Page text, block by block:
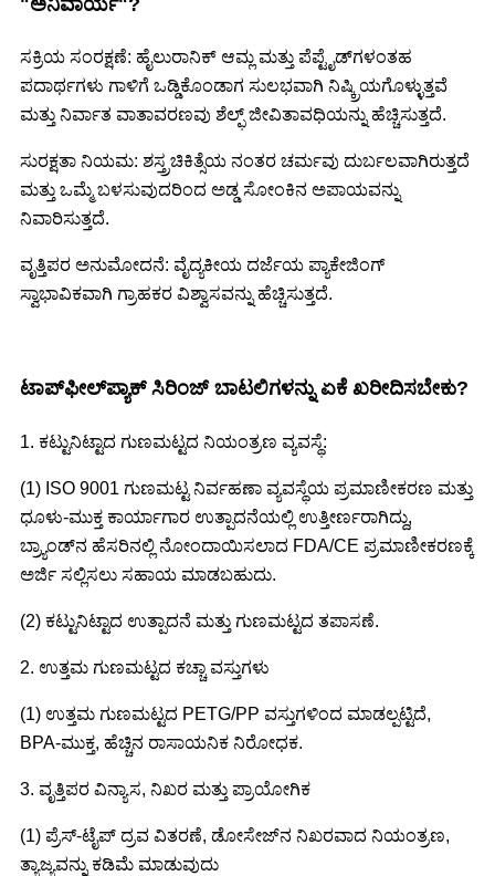
ಸಕ್ರಿಯ ಸಂರಕ್ಷಣೆ: ಹೈಲುರಾನಿಕ್ ಆಮ್ಲ ಮತ್ತು ಪೆಪ್ಟೈಡ್‌ಗಳಂತಹ
ಪದಾರ್ಥಗಳು ಗಾಳಿಗೆ ಒಡ್ಡಿಕೊಂಡಾಗ ಸುಲಭವಾಗಿ ನಿಷ್ಕ್ರಿಯಗೊಳ್ಳುತ್ತವೆ
ಮತ್ತು ನಿರ್ವಾತ ವಾತಾವರಣವು ಶೆಲ್ಫ್ ಜೀವಿತಾವಧಿಯನ್ನು ಹೆಚ್ಚಿಸುತ್ತದೆ.
ಸುರಕ್ಷತಾ ನಿಯಮ: ಶಸ್ತ್ರಚಿಕಿತ್ಸೆಯ ನಂತರ ಚರ್ಮವು ದುರ್ಬಲವಾಗಿರುತ್ತದೆ
ಮತ್ತು ಒಮ್ಮೆ ಬಳಸುವುದರಿಂದ ಅಡ್ಡ ಸೋಂಕಿನ ಅಪಾಯವನ್ನು
ನಿವಾರಿಸುತ್ತದೆ.
ವೃತ್ತಿಪರ ಅನುಮೋದನೆ: ವೈದ್ಯಕೀಯ ದರ್ಜೆಯ ಪ್ಯಾಕೇಜಿಂಗ್
ಸ್ವಾಭಾವಿಕವಾಗಿ ಗ್ರಾಹಕರ ವಿಶ್ವಾಸವನ್ನು ಹೆಚ್ಚಿಸುತ್ತದೆ.
ಟಾಪ್‌ಫೀಲ್‌ಪ್ಯಾಕ್ ಸಿರಿಂಜ್ ಬಾಟಲಿಗಳನ್ನು ಏಕೆ ಖರೀದಿಸಬೇಕು?
1. ಕಟ್ಟುನಿಟ್ಟಾದ ಗುಣಮಟ್ಟದ ನಿಯಂತ್ರಣ ವ್ಯವಸ್ಥೆ:
(1) ISO 9001 ಗುಣಮಟ್ಟ ನಿರ್ವಹಣಾ ವ್ಯವಸ್ಥೆಯ ಪ್ರಮಾಣೀಕರಣ ಮತ್ತು
ಧೂಳು-ಮುಕ್ತ ಕಾರ್ಯಾಗಾರ ಉತ್ಪಾದನೆಯಲ್ಲಿ ಉತ್ತೀರ್ಣರಾಗಿದ್ದು,
ಬ್ರ್ಯಾಂಡ್‌ನ ಹೆಸರಿನಲ್ಲಿ ನೋಂದಾಯಿಸಲಾದ FDA/CE ಪ್ರಮಾಣೀಕರಣಕ್ಕೆ
ಅರ್ಜಿ ಸಲ್ಲಿಸಲು ಸಹಾಯ ಮಾಡಬಹುದು.
(2) ಕಟ್ಟುನಿಟ್ಟಾದ ಉತ್ಪಾದನೆ ಮತ್ತು ಗುಣಮಟ್ಟದ ತಪಾಸಣೆ.
2. ಉತ್ತಮ ಗುಣಮಟ್ಟದ ಕಚ್ಚಾ ವಸ್ತುಗಳು
(1) ಉತ್ತಮ ಗುಣಮಟ್ಟದ PETG/PP ವಸ್ತುಗಳಿಂದ ಮಾಡಲ್ಪಟ್ಟಿದೆ,
BPA-ಮುಕ್ತ, ಹೆಚ್ಚಿನ ರಾಸಾಯನಿಕ ನಿರೋಧಕ.
3. ವೃತ್ತಿಪರ ವಿನ್ಯಾಸ, ನಿಖರ ಮತ್ತು ಪ್ರಾಯೋಗಿಕ
(1) ಪ್ರೆಸ್-ಟೈಪ್ ದ್ರವ ವಿತರಣೆ, ಡೋಸೇಜ್‌ನ ನಿಖರವಾದ ನಿಯಂತ್ರಣ,
ತ್ಯಾಜ್ಯವನ್ನು ಕಡಿಮೆ ಮಾಡುವುದು